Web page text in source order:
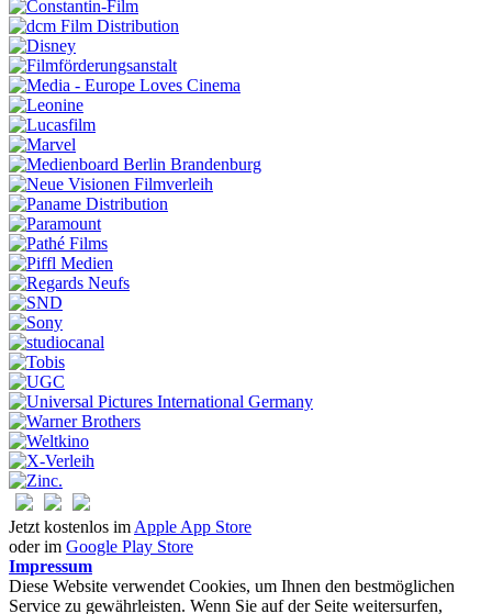
Jetzt kostenlos im Apple App Store
oder im Google Play Store
Impressum
Diese Website verwendet Cookies, um Ihnen den bestmöglichen
Service zu gewährleisten. Wenn Sie auf der Seite weitersurfen,